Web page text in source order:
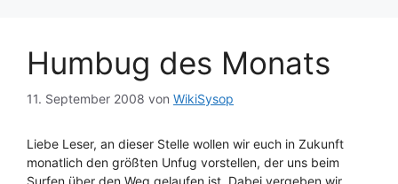
Humbug des Monats
11. September 2008 von WikiSysop
Liebe Leser, an dieser Stelle wollen wir euch in Zukunft
monatlich den größten Unfug vorstellen, der uns beim
Surfen über den Weg gelaufen ist. Dabei vergeben wir